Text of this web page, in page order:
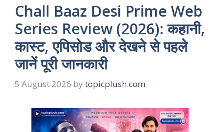
Chall Baaz Desi Prime Web
Series Review (2026): कहानी,
कास्ट, एपिसोड और देखने से पहले
जानें पूरी जानकारी
5 August 2026 by topicplush.com